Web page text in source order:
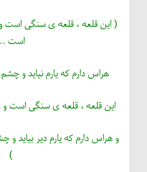
( این قلعه ، قلعه ی سنگی است
است
هراس دارم که یارم نیاید و
این قلعه ، قلعه ی سنگی
و هراس دارم که یارم دیر بیاید
)